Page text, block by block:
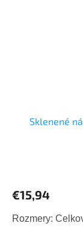
Sklenené
€15,94
Rozmery: